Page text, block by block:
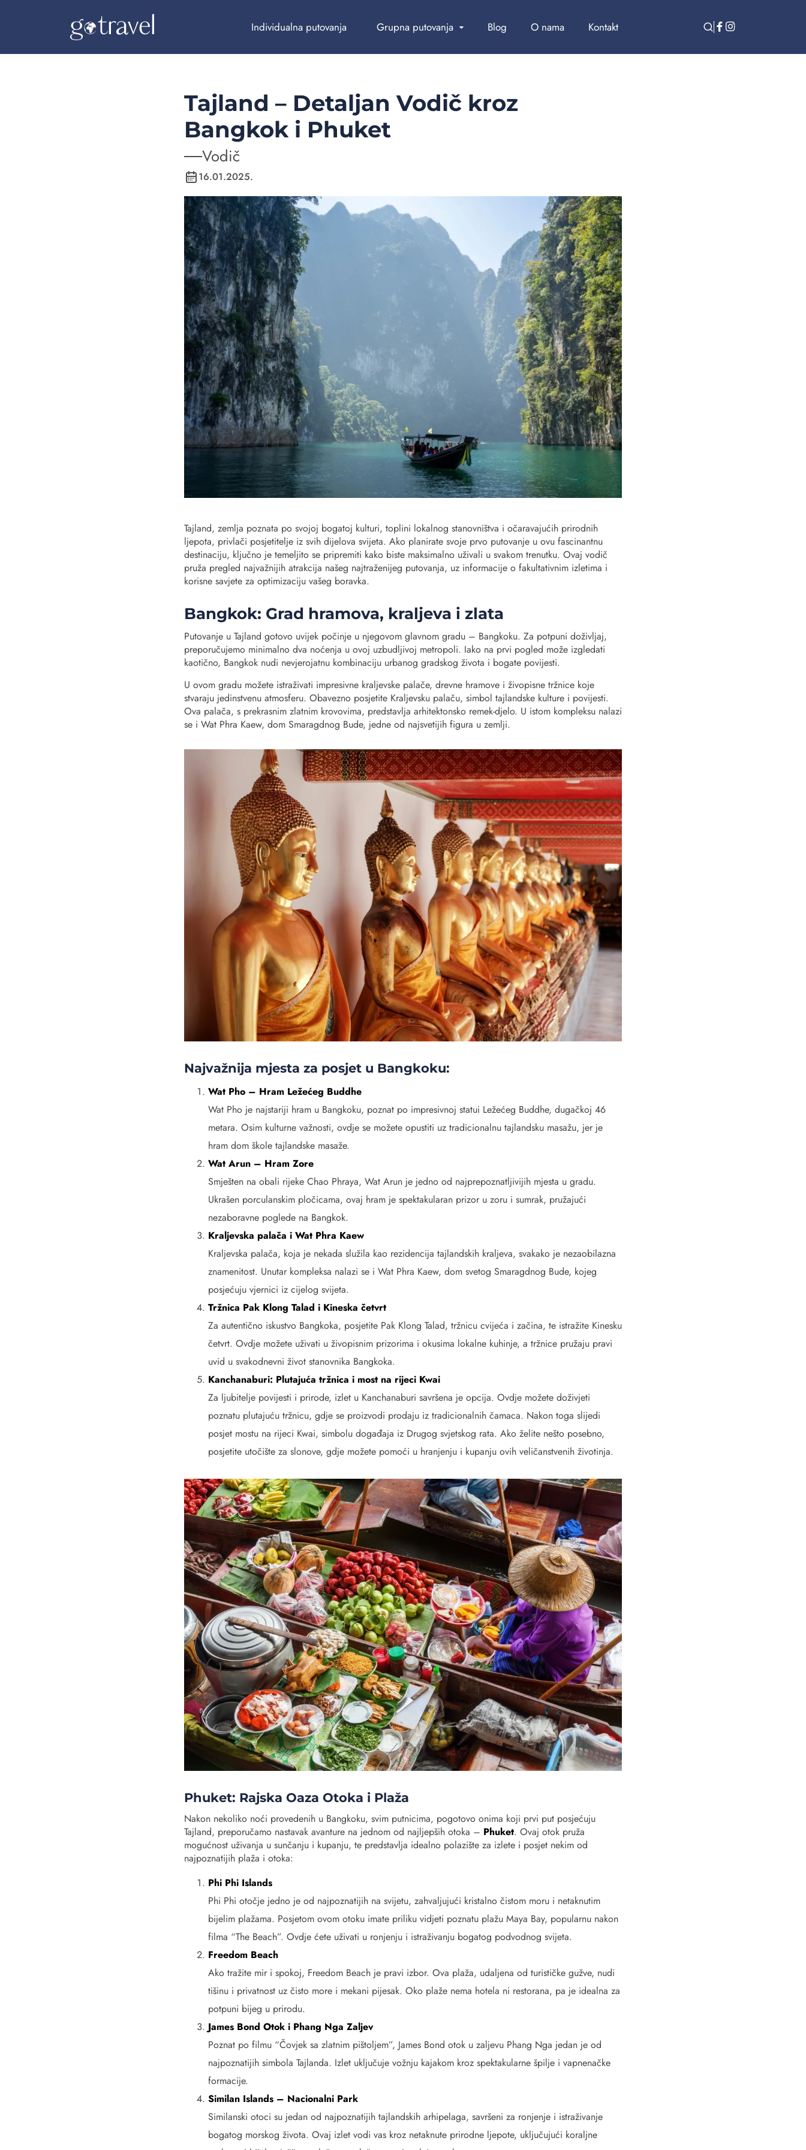
Individualna putovanja Grupna putovanja Blog O nama Kontakt
Istražite naša
putovanja
Tajland – Detaljan Vodič kroz
Bangkok i Phuket
Vodič
16.01.2025.
Tajland, zemlja poznata po svojoj bogatoj kulturi, toplini lokalnog stanovništva i očaravajućih prirodnih
ljepota, privlači posjetitelje iz svih dijelova svijeta. Ako planirate svoje prvo putovanje u ovu fascinantnu
destinaciju, ključno je temeljito se pripremiti kako biste maksimalno uživali u svakom trenutku. Ovaj vodič
pruža pregled najvažnijih atrakcija našeg najtraženijeg putovanja, uz informacije o fakultativnim izletima i
korisne savjete za optimizaciju vašeg boravka.
Bangkok: Grad hramova, kraljeva i zlata
Putovanje u Tajland gotovo uvijek počinje u njegovom glavnom gradu – Bangkoku. Za potpuni doživljaj,
preporučujemo minimalno dva noćenja u ovoj uzbudljivoj metropoli. Iako na prvi pogled može izgledati
kaotično, Bangkok nudi nevjerojatnu kombinaciju urbanog gradskog života i bogate povijesti.
U ovom gradu možete istraživati impresivne kraljevske palače, drevne hramove i živopisne tržnice koje
stvaraju jedinstvenu atmosferu. Obavezno posjetite Kraljevsku palaču, simbol tajlandske kulture i povijesti.
Ova palača, s prekrasnim zlatnim krovovima, predstavlja arhitektonsko remek-djelo. U istom kompleksu nalazi
se i Wat Phra Kaew, dom Smaragdnog Bude, jedne od najsvetijih figura u zemlji.
Najvažnija mjesta za posjet u Bangkoku:
Wat Pho – Hram Ležećeg Buddhe
Wat Pho je najstariji hram u Bangkoku, poznat po impresivnoj statui Ležećeg Buddhe, dugačkoj 46
metara. Osim kulturne važnosti, ovdje se možete opustiti uz tradicionalnu tajlandsku masažu, jer je
hram dom škole tajlandske masaže.
Wat Arun – Hram Zore
Smješten na obali rijeke Chao Phraya, Wat Arun je jedno od najprepoznatljivijih mjesta u gradu.
Ukrašen porculanskim pločicama, ovaj hram je spektakularan prizor u zoru i sumrak, pružajući
nezaboravne poglede na Bangkok.
Kraljevska palača i Wat Phra Kaew
Kraljevska palača, koja je nekada služila kao rezidencija tajlandskih kraljeva, svakako je nezaobilazna
znamenitost. Unutar kompleksa nalazi se i Wat Phra Kaew, dom svetog Smaragdnog Bude, kojeg
posjećuju vjernici iz cijelog svijeta.
Tržnica Pak Klong Talad i Kineska četvrt
Za autentično iskustvo Bangkoka, posjetite Pak Klong Talad, tržnicu cvijeća i začina, te istražite Kinesku
četvrt. Ovdje možete uživati u živopisnim prizorima i okusima lokalne kuhinje, a tržnice pružaju pravi
uvid u svakodnevni život stanovnika Bangkoka.
Kanchanaburi: Plutajuća tržnica i most na rijeci Kwai
Za ljubitelje povijesti i prirode, izlet u Kanchanaburi savršena je opcija. Ovdje možete doživjeti
poznatu plutajuću tržnicu, gdje se proizvodi prodaju iz tradicionalnih čamaca. Nakon toga slijedi
posjet mostu na rijeci Kwai, simbolu događaja iz Drugog svjetskog rata. Ako želite nešto posebno,
posjetite utočište za slonove, gdje možete pomoći u hranjenju i kupanju ovih veličanstvenih životinja.
Phuket: Rajska Oaza Otoka i Plaža
Nakon nekoliko noći provedenih u Bangkoku, svim putnicima, pogotovo onima koji prvi put posjećuju
Tajland, preporučamo nastavak avanture na jednom od najljepših otoka – Phuket. Ovaj otok pruža
mogućnost uživanja u sunčanju i kupanju, te predstavlja idealno polazište za izlete i posjet nekim od
najpoznatijih plaža i otoka:
Phi Phi Islands
Phi Phi otočje jedno je od najpoznatijih na svijetu, zahvaljujući kristalno čistom moru i netaknutim
bijelim plažama. Posjetom ovom otoku imate priliku vidjeti poznatu plažu Maya Bay, popularnu nakon
filma “The Beach”. Ovdje ćete uživati u ronjenju i istraživanju bogatog podvodnog svijeta.
Freedom Beach
Ako tražite mir i spokoj, Freedom Beach je pravi izbor. Ova plaža, udaljena od turističke gužve, nudi
tišinu i privatnost uz čisto more i mekani pijesak. Oko plaže nema hotela ni restorana, pa je idealna za
potpuni bijeg u prirodu.
James Bond Otok i Phang Nga Zaljev
Poznat po filmu “Čovjek sa zlatnim pištoljem”, James Bond otok u zaljevu Phang Nga jedan je od
najpoznatijih simbola Tajlanda. Izlet uključuje vožnju kajakom kroz spektakularne špilje i vapnenačke
formacije.
Similan Islands – Nacionalni Park
Similanski otoci su jedan od najpoznatijih tajlandskih arhipelaga, savršeni za ronjenje i istraživanje
bogatog morskog života. Ovaj izlet vodi vas kroz netaknute prirodne ljepote, uključujući koraljne